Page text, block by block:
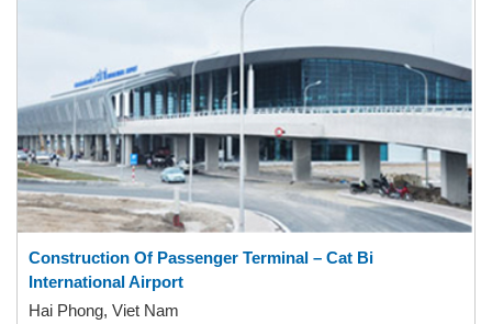
Construction Of Passenger Terminal – Cat Bi
International Airport
Hai Phong, Viet Nam